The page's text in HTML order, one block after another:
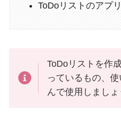
ToDoリストのアプリ
ToDoリストを作
っているもの、
んで使用しましょ